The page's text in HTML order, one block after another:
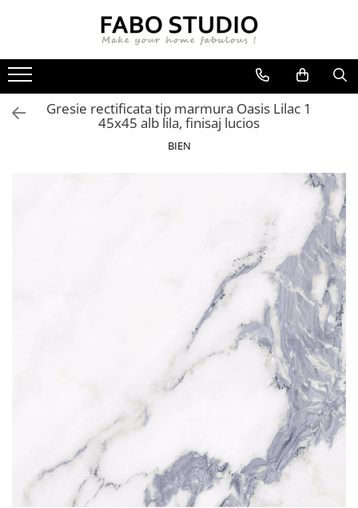
GRESIE INTERIOR
GRESIE EXTERIOR
FAIANTA
PIESE DECORATIVE
CANAPELE
CUIEREGresie rectificata tip marmura Oasis Lilac 1
45x45 alb lila, finisaj lucios
BIEN